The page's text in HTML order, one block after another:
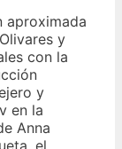
aproximada
y
con la
y
en la
Anna